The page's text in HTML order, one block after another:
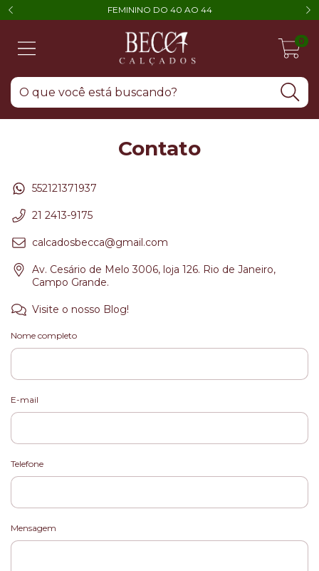
FEMININO DO 40 AO 44
0
Contato
552121371937
21 2413-9175
calcadosbecca@gmail.com
Av. Cesário de Melo 3006, loja 126. Rio de Janeiro,
Campo Grande.
Visite o nosso Blog!
Nome completo
E-mail
Telefone
Mensagem